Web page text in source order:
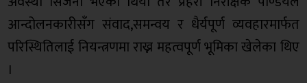
आन्दोलनकारीसँग संवाद,समन्वय र धैर्यपूर्ण व्यवहारमार्फत
परिस्थितिलाई नियन्त्रणमा राख्न महत्वपूर्ण भूमिका खेलेका थिए
।